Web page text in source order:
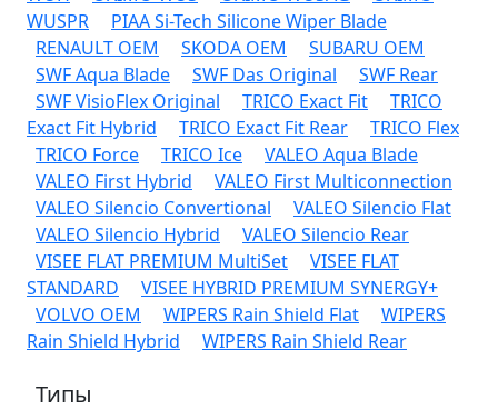
WUSPR
PIAA Si-Tech Silicone Wiper Blade
RENAULT OEM
SKODA OEM
SUBARU OEM
SWF Aqua Blade
SWF Das Original
SWF Rear
SWF VisioFlex Original
TRICO Exact Fit
TRICO
Exact Fit Hybrid
TRICO Exact Fit Rear
TRICO Flex
TRICO Force
TRICO Ice
VALEO Aqua Blade
VALEO First Hybrid
VALEO First Multiconnection
VALEO Silencio Convertional
VALEO Silencio Flat
VALEO Silencio Hybrid
VALEO Silencio Rear
VISEE FLAT PREMIUM MultiSet
VISEE FLAT
STANDARD
VISEE HYBRID PREMIUM SYNERGY+
VOLVO OEM
WIPERS Rain Shield Flat
WIPERS
Rain Shield Hybrid
WIPERS Rain Shield Rear
Типы